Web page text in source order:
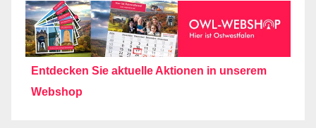
Entdecken Sie aktuelle Aktionen in unserem
Webshop